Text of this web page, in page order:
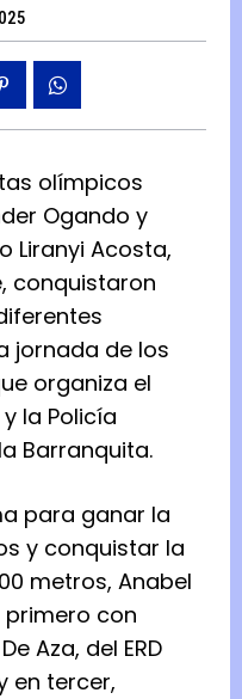
olímpicos
Ogando y
Liranyi Acosta,
conquistaron
jornada de los
organiza el
la Policía
Barranquita.
para ganar la
y conquistar la
metros, Anabel
primero con
Aza, del ERD
en tercer,